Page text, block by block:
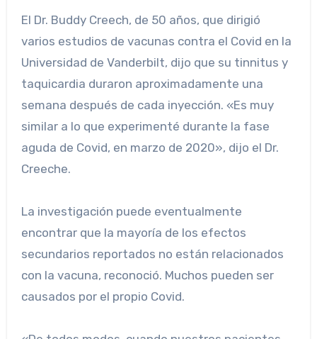
El Dr. Buddy Creech, de 50 años, que dirigió
varios estudios de vacunas contra el Covid en la
Universidad de Vanderbilt, dijo que su tinnitus y
taquicardia duraron aproximadamente una
semana después de cada inyección. «Es muy
similar a lo que experimenté durante la fase
aguda de Covid, en marzo de 2020», dijo el Dr.
Creeche.
La investigación puede eventualmente
encontrar que la mayoría de los efectos
secundarios reportados no están relacionados
con la vacuna, reconoció. Muchos pueden ser
causados ​​por el propio Covid.